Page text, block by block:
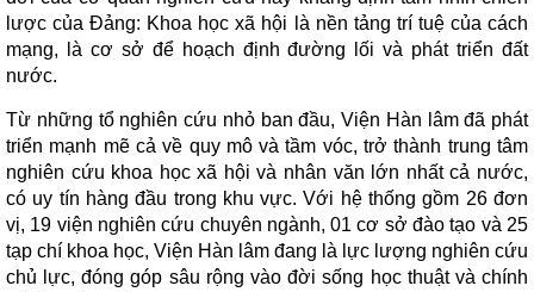
lược của Đảng: Khoa học xã hội là nền tảng trí tuệ của cách
mạng, là cơ sở để hoạch định đường lối và phát triển đất
nước.
Từ những tổ nghiên cứu nhỏ ban đầu, Viện Hàn lâm đã phát
triển mạnh mẽ cả về quy mô và tầm vóc, trở thành trung tâm
nghiên cứu khoa học xã hội và nhân văn lớn nhất cả nước,
có uy tín hàng đầu trong khu vực. Với hệ thống gồm 26 đơn
vị, 19 viện nghiên cứu chuyên ngành, 01 cơ sở đào tạo và 25
tạp chí khoa học, Viện Hàn lâm đang là lực lượng nghiên cứu
chủ lực, đóng góp sâu rộng vào đời sống học thuật và chính